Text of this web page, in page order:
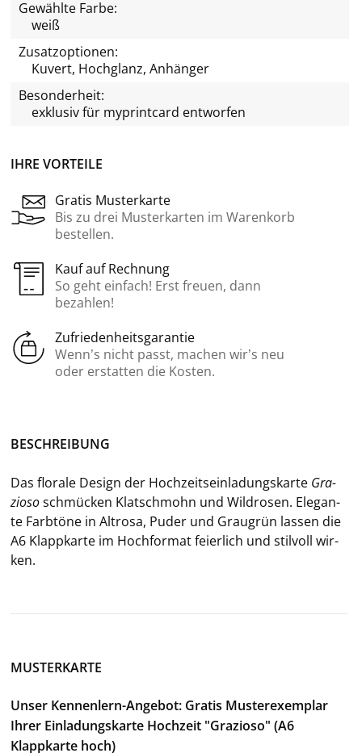
IHRE VORTEILE
Gratis Musterkarte
Bis zu drei Musterkarten im Warenkorb
bestellen.
Kauf auf Rechnung
So geht einfach! Erst freuen, dann
bezahlen!
Zufriedenheitsgarantie
Wenn’s nicht passt, machen wir’s neu
oder erstatten die Kosten.
Gewählte Farbe:
weiß
Zusatzoptionen:
Kuvert, Hochglanz, Anhänger
Besonderheit:
exklusiv für myprintcard entworfen
BE­SCHREI­BUNG
Das flo­ra­le De­sign der Hoch­zeits­ein­la­dungs­kar­te Gra­
zio­soschmü­cken Klatsch­mohn und Wild­ro­sen. Ele­gan­
te Farb­tö­ne in Alt­ro­sa, Puder und Grau­grün las­sen die
A6 Klapp­kar­te im Hoch­for­mat fei­er­lich und stil­voll wir­
ken.
MUSTERKARTE
Unser Kennenlern-Angebot: Gratis Musterexemplar
Ihrer Einladungskarte Hochzeit "Grazioso" (A6
Klappkarte hoch)